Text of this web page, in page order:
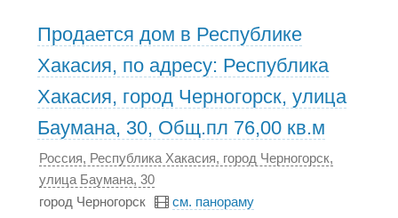
Продается дом в Республике
Хакасия, по адресу: Республика
Хакасия, город Черногорск, улица
Баумана, 30, Общ.пл 76,00 кв.м
Россия, Республика Хакасия, город Черногорск,
улица Баумана, 30
город Черногорск
см. панораму